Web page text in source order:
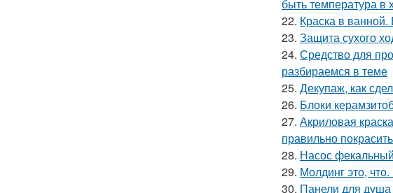
быть температура в
22. Краска в
23. Защита сухого
24. Средство для
разбираемся в теме
25. Декупаж, как
26. Блоки
27. Акриловая
правильно покрасить
28. Насос
29. Молдинг это,
30. Панели для душа